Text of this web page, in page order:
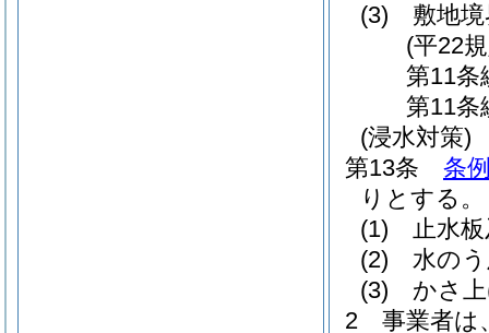
(3)
敷地
(平22
第11条
第11条
(浸水対策)
第13条
条
りとする。
(1)
止水
(2)
水の
(3)
かさ
2
事業者は